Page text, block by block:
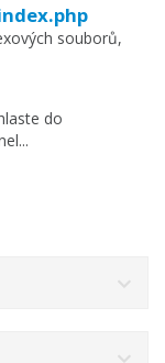
souborů,
do